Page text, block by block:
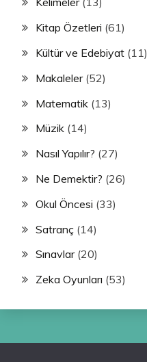
Kitap Özetleri (61)
Kültür ve Edebiyat (11)
Makaleler(52)
Matematik (13)
Müzik (14)
Nasıl Yapılır? (27)
Ne Demektir? (26)
Okul Öncesi (33)
Satranç (14)
Sınavlar(20)
Zeka Oyunları (53)